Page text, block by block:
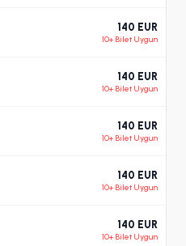
140 EUR
10+ Bilet Uygun
140 EUR
10+ Bilet Uygun
140 EUR
10+ Bilet Uygun
140 EUR
10+ Bilet Uygun
140 EUR
10+ Bilet Uygun